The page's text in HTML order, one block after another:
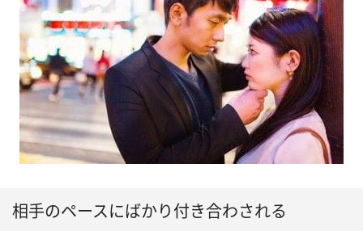
相手のペースにばかり付き合わされる